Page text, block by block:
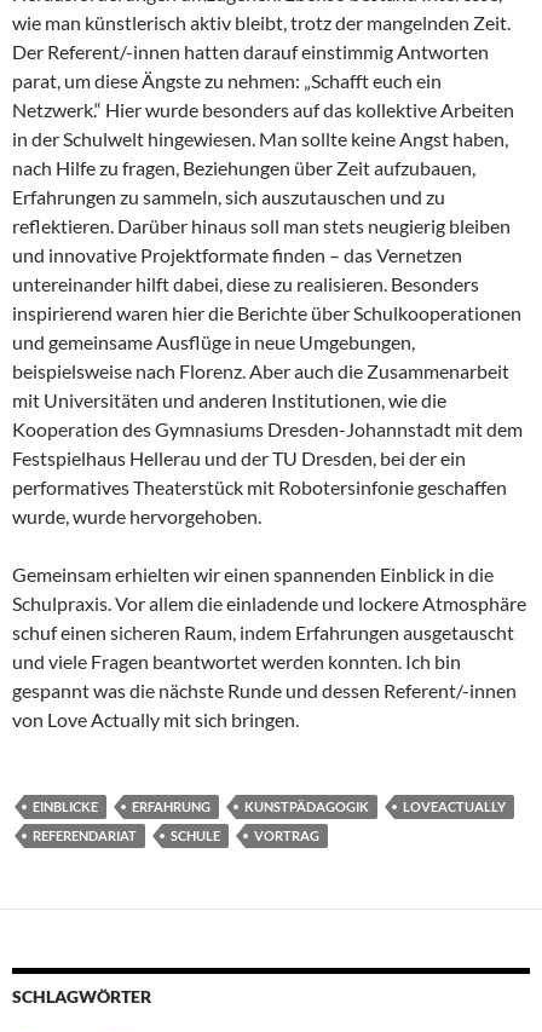
wie man künstlerisch aktiv bleibt, trotz der mangelnden Zeit.
Der Referent/-innen hatten darauf einstimmig Antworten
parat, um diese Ängste zu nehmen: „Schafft euch ein
Netzwerk.“ Hier wurde besonders auf das kollektive Arbeiten
in der Schulwelt hingewiesen. Man sollte keine Angst haben,
nach Hilfe zu fragen, Beziehungen über Zeit aufzubauen,
Erfahrungen zu sammeln, sich auszutauschen und zu
reflektieren. Darüber hinaus soll man stets neugierig bleiben
und innovative Projektformate finden – das Vernetzen
untereinander hilft dabei, diese zu realisieren. Besonders
inspirierend waren hier die Berichte über Schulkooperationen
und gemeinsame Ausflüge in neue Umgebungen,
beispielsweise nach Florenz. Aber auch die Zusammenarbeit
mit Universitäten und anderen Institutionen, wie die
Kooperation des Gymnasiums Dresden-Johannstadt mit dem
Festspielhaus Hellerau und der TU Dresden, bei der ein
performatives Theaterstück mit Robotersinfonie geschaffen
wurde, wurde hervorgehoben.
Gemeinsam erhielten wir einen spannenden Einblick in die
Schulpraxis. Vor allem die einladende und lockere Atmosphäre
schuf einen sicheren Raum, indem Erfahrungen ausgetauscht
und viele Fragen beantwortet werden konnten. Ich bin
gespannt was die nächste Runde und dessen Referent/-innen
von Love Actually mit sich bringen.
EINBLICKE ERFAHRUNG KUNSTPÄDAGOGIK
LOVEACTUALLY
REFERENDARIAT
SCHULE VORTRAG
SCHLAGWÖRTER